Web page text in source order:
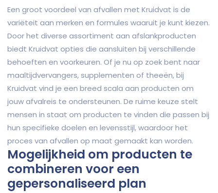
Een groot voordeel van afvallen met Kruidvat is de
variëteit aan merken en formules waaruit je kunt kiezen.
Door het diverse assortiment aan afslankproducten
biedt Kruidvat opties die aansluiten bij verschillende
behoeften en voorkeuren. Of je nu op zoek bent naar
maaltijdvervangers, supplementen of theeën, bij
Kruidvat vind je een breed scala aan producten om
jouw afvalreis te ondersteunen. De ruime keuze stelt
mensen in staat om producten te vinden die passen bij
hun specifieke doelen en levensstijl, waardoor het
proces van afvallen op maat gemaakt kan worden.
Mogelijkheid om producten te
combineren voor een
gepersonaliseerd plan